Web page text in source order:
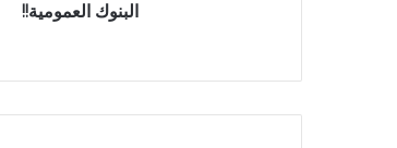
البنوك العمومية!!